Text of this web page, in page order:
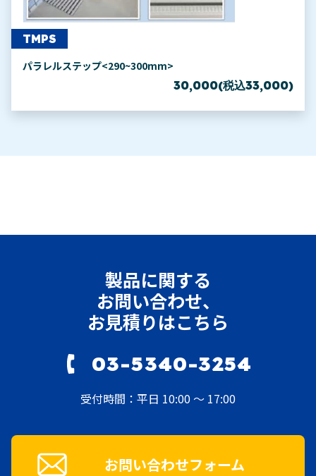
TMPS
パラレルステップ<290~300mm>
30,000(税込33,000)
製品に関する
お問い合わせ、
お見積りはこちら
03-5340-3254
受付時間：平日 10:00 ～ 17:00
お問い合わせフォーム